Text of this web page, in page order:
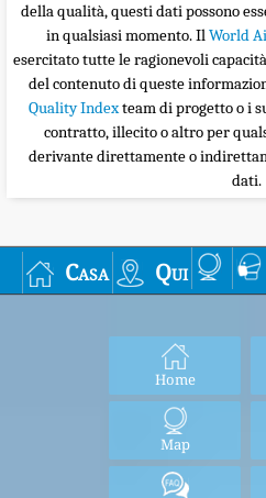
della qualità, questi dati possono
in qualsiasi momento. IlWorld
esercitato tutte le ragionevoli
del contenuto di queste
Quality Indexteam di progetto o i
contratto, illecito o altro per
derivante direttamente o
dati.
Casa Qui
Home
Map